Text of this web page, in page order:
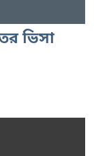
ভিসা